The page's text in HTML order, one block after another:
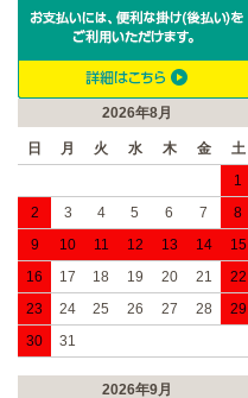
2026年8月
日 月 火 水 木 金
土
1
2
3 4 5 6 7
8
9
10 11 12 13 14
15
16
17 18 19 20 21
22
23
24 25 26 27 28
29
30
31
2026年9月